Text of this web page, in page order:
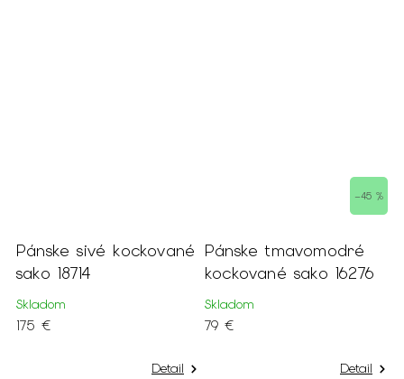
Pánske sivé kockované
sako 18714
Skladom
175 €
Detail
–45 %
Pánske tmavomodré
kockované sako 16276
Skladom
79 €
Detail